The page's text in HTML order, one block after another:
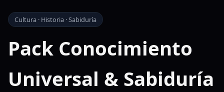
Cultura · Historia · Sabiduría
Pack Conocimiento
Universal & Sabiduría